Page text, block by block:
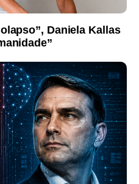
Daniela Kallas